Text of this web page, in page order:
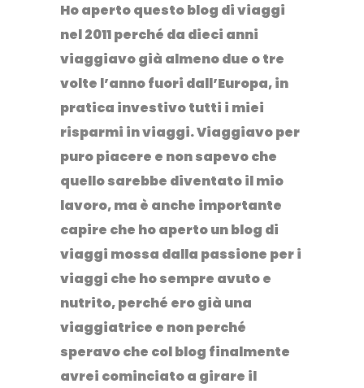
Ho aperto questo blog di viaggi
nel 2011 perché da dieci anni
viaggiavo già almeno due o tre
volte l’anno fuori dall’Europa, in
pratica investivo tutti i miei
risparmi in viaggi. Viaggiavo per
puro piacere e non sapevo che
quello sarebbe diventato il mio
lavoro, ma è anche importante
capire che ho aperto un blog di
viaggi mossa dalla passione per i
viaggi che ho sempre avuto e
nutrito, perché ero già una
viaggiatrice e non perché
speravo che col blog finalmente
avrei cominciato a girare il